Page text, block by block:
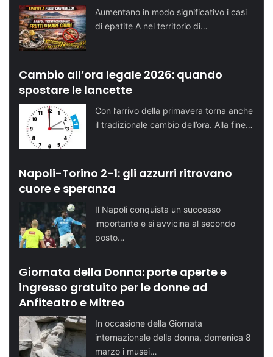
Aumentano in modo significativo i casi
di epatite A nel territorio di…
Cambio all’ora legale 2026: quando
spostare le lancette
Con l’arrivo della primavera torna anche
il tradizionale cambio dell’ora. Alla fine…
Napoli-Torino 2-1: gli azzurri ritrovano
cuore e speranza
Il Napoli conquista un successo
importante e si avvicina al secondo
posto…
Giornata della Donna: porte aperte e
ingresso gratuito per le donne ad
Anfiteatro e Mitreo
In occasione della Giornata
internazionale della donna, domenica 8
marzo i musei…